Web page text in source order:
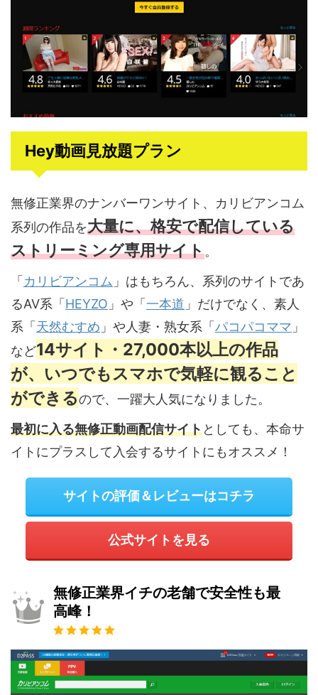
Hey動画見放題プラン
無修正業界のナンバーワンサイト、カリビアンコム
系列の作品を大量に、格安で配信している
ストリーミング専用サイト。
「カリビアンコム 」はもちろん、系列のサイトであ
るAV系「HEYZO 」や「一本道 」だけでなく、素人
系「天然むすめ 」や人妻・熟女系「パコパコママ 」
など14サイト・27,000本以上の作品
が、いつでもスマホで気軽に観ること
ができるので、一躍大人気になりました。
最初に入る無修正動画配信サイトとしても、本命サ
イトにプラスして入会するサイトにもオススメ！
サイトの評価＆レビューはコチラ
公式サイトを見る
無修正業界イチの老舗で安全性も最
高峰！